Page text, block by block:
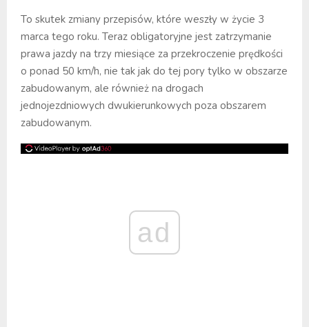
To skutek zmiany przepisów, które weszły w życie 3
marca tego roku. Teraz obligatoryjne jest zatrzymanie
prawa jazdy na trzy miesiące za przekroczenie prędkości
o ponad 50 km/h, nie tak jak do tej pory tylko w obszarze
zabudowanym, ale również na drogach
jednojezdniowych dwukierunkowych poza obszarem
zabudowanym.
ad